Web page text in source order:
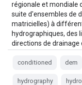
régionale et mondiale
suite d'ensembles de
matricielles) à
hydrographiques, des
directions de drainage
conditioned dem
hydrography